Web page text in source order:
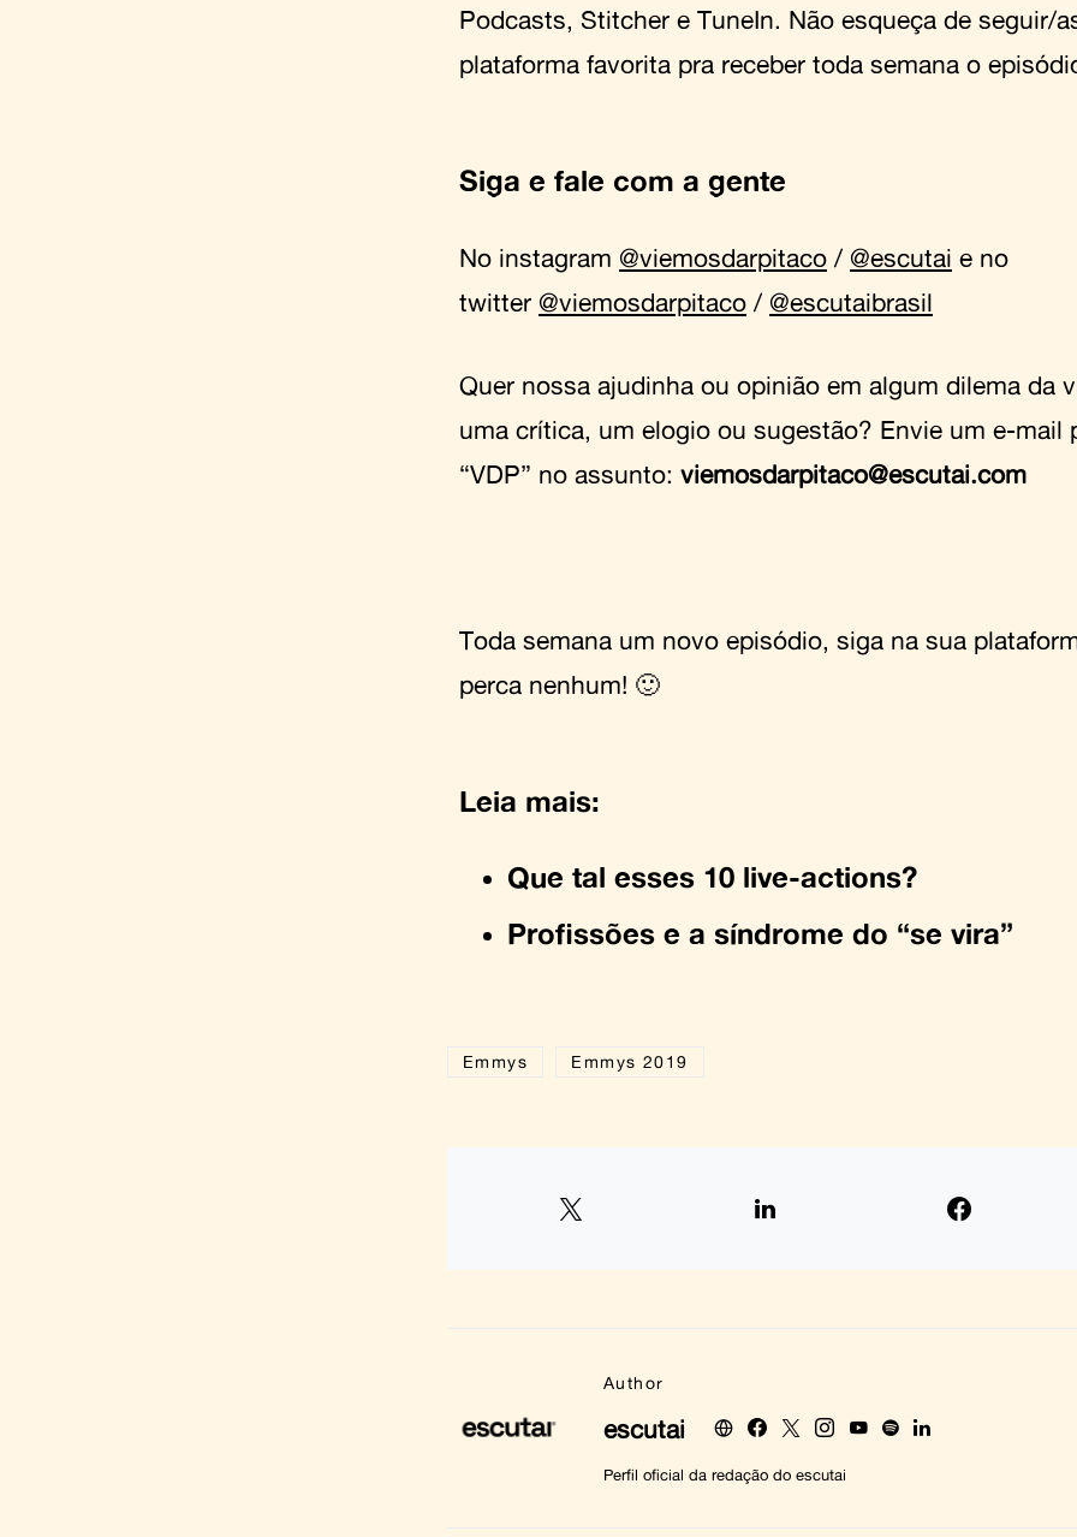
Podcasts Stitcher e TuneIn. Não esqueça de seguir/
plataforma favorita pra receber toda semana o
Siga e fale com a gente
No instagram @viemosdarpitaco / @escutai e no
twitter @viemosdarpitaco / @escutaibrasil
Quer nossa ajudinha ou opinião em algum dilema da
uma crítica, um elogio ou sugestão? Envie um e-mail
“VDP” no assunto: viemosdarpitaco@escutai.com
Toda semana um novo episódio, siga na sua
perca nenhum! 🙂
Leia mais:
Que tal esses 10 live-actions?
Profissões e a síndrome do “se vira”
Emmys Emmys 2019
Author
escutai
Perfil oficial da redação do escutai